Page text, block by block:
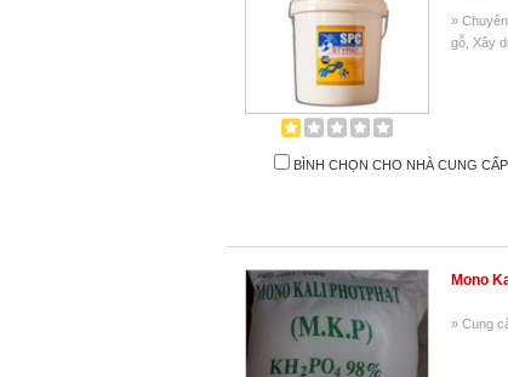
»
gỗ, Xây
BÌNH CHỌN CHO NHÀ CUNG CẤP
Mono
» Cung